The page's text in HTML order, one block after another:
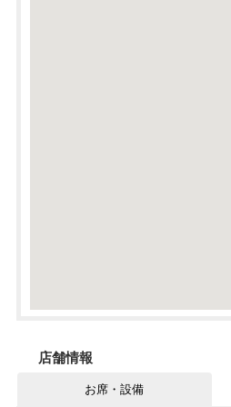
店舗情報
お席・設備